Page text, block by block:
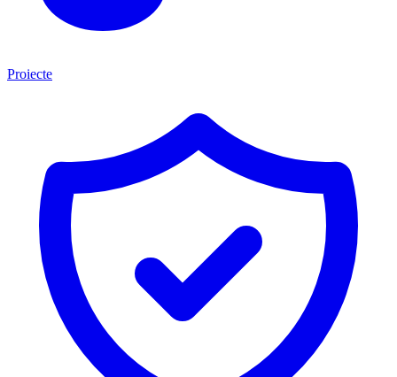
Proiecte